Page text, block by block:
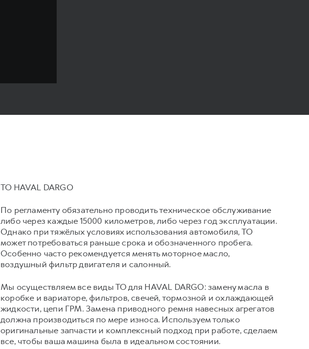
ТО HAVAL DARGO
По регламенту обязательно проводить техническое обслуживание
либо через каждые 15000 километров, либо через год эксплуатации.
Однако при тяжёлых условиях использования автомобиля, ТО
может потребоваться раньше срока и обозначенного пробега.
Особенно часто рекомендуется менять моторное масло,
воздушный фильтр двигателя и салонный.
Мы осуществляем все виды ТО для HAVAL DARGO: замену масла в
коробке и вариаторе, фильтров, свечей, тормозной и охлаждающей
жидкости, цепи ГРМ. Замена приводного ремня навесных агрегатов
должна производиться по мере износа. Используем только
оригинальные запчасти и комплексный подход при работе, сделаем
все, чтобы ваша машина была в идеальном состоянии.